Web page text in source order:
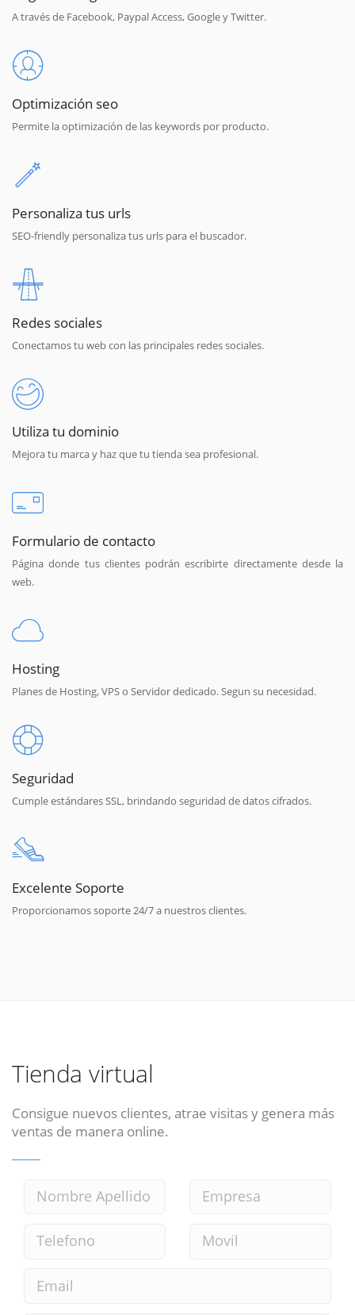
A través de Facebook, Paypal Access, Google y Twitter.
Optimización seo
Permite la optimización de las keywords por producto.
Personaliza tus urls
SEO-friendly personaliza tus urls para el buscador.
Redes sociales
Conectamos tu web con las principales redes sociales.
Utiliza tu dominio
Mejora tu marca y haz que tu tienda sea profesional.
Formulario de contacto
Página donde tus clientes podrán escribirte directamente desde la
web.
Hosting
Planes de Hosting, VPS o Servidor dedicado. Segun su necesidad.
Seguridad
Cumple estándares SSL, brindando seguridad de datos cifrados.
Excelente Soporte
Proporcionamos soporte 24/7 a nuestros clientes.
Tienda virtual
Consigue nuevos clientes, atrae visitas y genera más
ventas de manera online.